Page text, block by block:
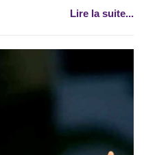
Lire la suite...